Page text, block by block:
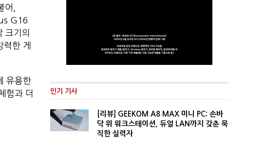
,
G16
크기의
한 게
유용한
험과 더
인기 기사
[리뷰] GEEKOM A8 MAX 미니 PC: 손바
닥 위 워크스테이션, 듀얼 LAN까지 갖춘 묵
직한 실력자